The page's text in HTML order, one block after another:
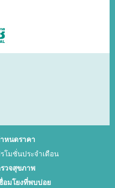
หนดราคา
โมชั่นประจำเดือน
วจสุขภาพ
อมโยงที่พบบ่อย